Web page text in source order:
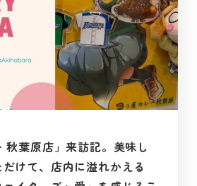
秋葉原店」来訪記。美味し
けて、店内に溢れかえる